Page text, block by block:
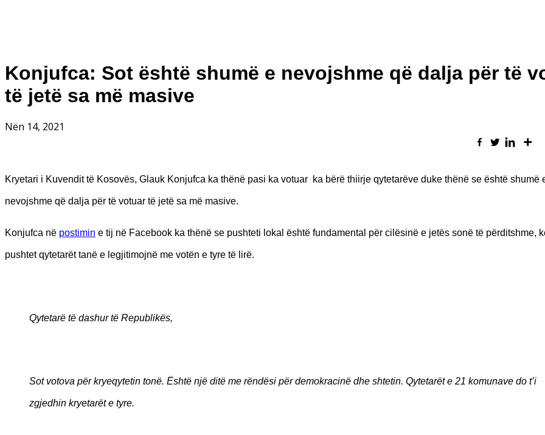
Konjufca: Sot është shumë e nevojshme që dalja për të
të jetë sa më masive
Nën 14, 2021
Kryetari i Kuvendit të Kosovës, Glauk Konjufca ka thënë pasi ka votuar ka bërë thiirje qytetarëve duke thënë se është shumë
nevojshme që dalja për të votuar të jetë sa më masive.
Konjufca në postimin e tij në Facebook ka thënë se pushteti lokal është fundamental për cilësinë e jetës sonë të përditshme,
pushtet qytetarët tanë e legjitimojnë me votën e tyre të lirë.
Qytetarë të dashur të Republikës,
Sot votova për kryeqytetin tonë. Është një ditë me rëndësi për demokracinë dhe shtetin. Qytetarët e 21 komunave do t’i
zgjedhin kryetarët e tyre.